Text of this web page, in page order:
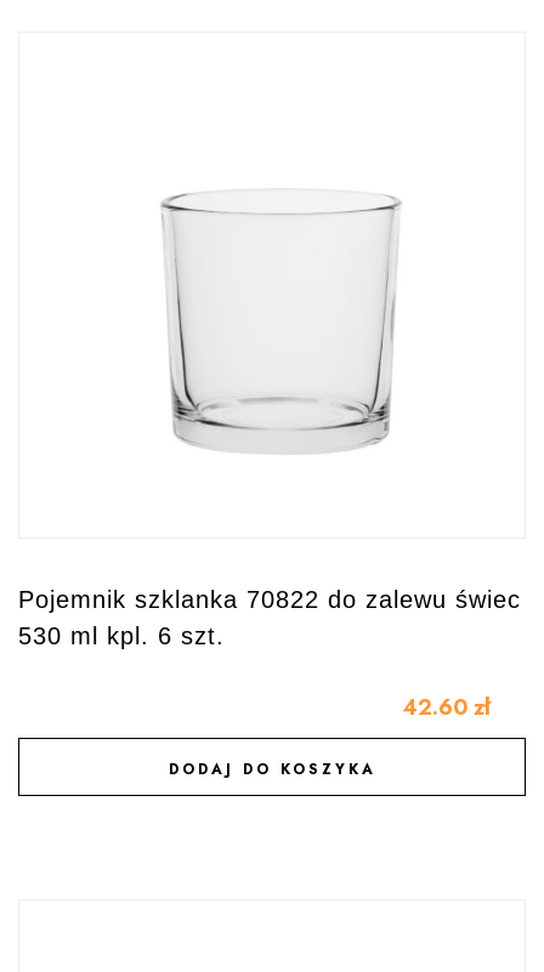
Pojemnik szklanka 70822 do zalewu świec
530 ml kpl. 6 szt.
42.60 zł
DODAJ DO KOSZYKA
DODAJ DO ULUBIONYCH